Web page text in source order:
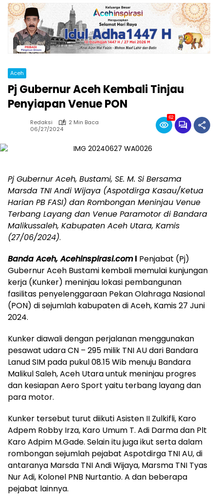
Aceh
Pj Gubernur Aceh Kembali Tinjau
Penyiapan Venue PON
Redaksi
2 Min Baca
06/27/2024
62
Pj Gubernur Aceh, Bustami, SE. M. Si Bersama
Marsda TNI Andi Wijaya (Aspotdirga Kasau/Ketua
Harian PB FASI) dan Rombongan Meninjau Venue
Terbang Layang dan Venue Paramotor di Bandara
Malikussaleh, Kabupaten Aceh Utara, Kamis
(27/06/2024).
Banda Aceh, Acehinspirasi.coml Penjabat (Pj)
Gubernur Aceh Bustami kembali memulai kunjungan
kerja (Kunker) meninjau lokasi pembangunan
fasilitas penyelenggaraan Pekan Olahraga Nasional
(PON) di sejumlah kabupaten di Aceh, Kamis 27 Juni
2024.
Kunker diawali dengan perjalanan menggunakan
pesawat udara CN – 295 milik TNI AU dari Bandara
Lanud SIM pada pukul 08.15 Wib menuju Bandara
Malikul Saleh, Aceh Utara untuk meninjau progres
dan kesiapan Aero Sport yaitu terbang layang dan
para motor.
Kunker tersebut turut diikuti Asisten II Zulkifli, Karo
Adpem Robby Irza, Karo Umum T. Adi Darma dan Plt
Karo Adpim M.Gade. Selain itu juga ikut serta dalam
rombongan sejumlah pejabat Aspotdirga TNI AU, di
antaranya Marsda TNI Andi Wijaya, Marsma TNI Tyas
Nur Adi, Kolonel PNB Nurtantio. A dan beberapa
pejabat lainnya.